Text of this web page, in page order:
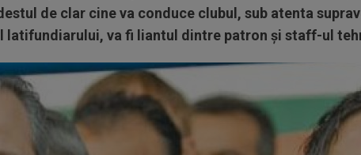
de clar cine va conduce clubul, sub atenta
latifundiarului, va fi liantul dintre patron și staff-ul